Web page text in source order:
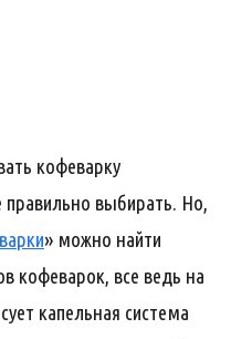
кофеварку
правильно выбирать. Но,
» можно найти
кофеварок, все ведь на
капельная система